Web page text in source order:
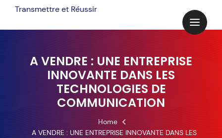
content
Transmettre et Réussir
A VENDRE : UNE ENTREPRISE
INNOVANTE DANS LES
TECHNOLOGIES DE
COMMUNICATION
Home
A VENDRE : UNE ENTREPRISE INNOVANTE DANS LES